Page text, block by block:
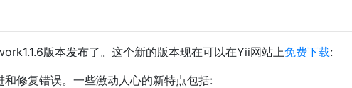
版本发布了。这个新的版本现在可以在Yii网站上免费下载:
修复错误。一些激动人心的新特点包括: